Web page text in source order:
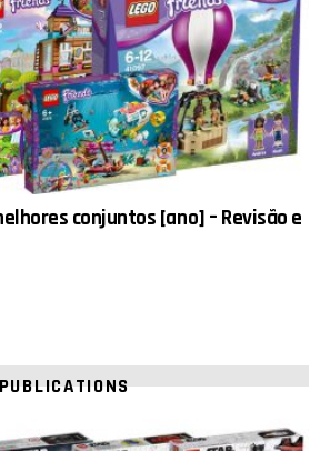
conjuntos [ano] – Revisão e